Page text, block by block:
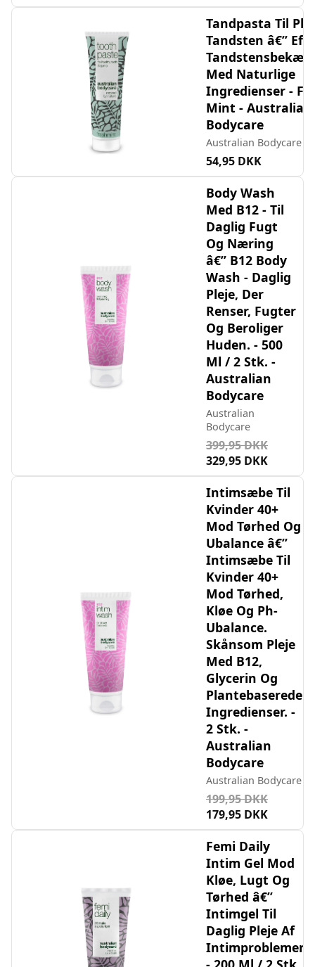
Tandpasta Til
Tandsten â€”
Med Naturlige
Ingredienser -
Mint - Australian
Bodycare
Australian Bodycare
54,95 DKK
Body Wash
Med B12 - Til
Daglig Fugt
Og Næring
â€” B12 Body
Wash - Daglig
Pleje, Der
Renser, Fugter
Og Beroliger
Huden. - 500
Ml / 2 Stk. -
Australian
Bodycare
Australian
Bodycare
399,95 DKK
329,95 DKK
Intimsæbe Til
Kvinder 40+
Mod Tørhed Og
Ubalance â€”
Intimsæbe Til
Kvinder 40+
Mod Tørhed,
Kløe Og Ph-
Ubalance.
Skånsom Pleje
Med B12,
Glycerin Og
Plantebaserede
Ingredienser. -
2 Stk. -
Australian
Bodycare
Australian Bodycare
199,95 DKK
179,95 DKK
Femi Daily
Intim Gel Mod
Kløe, Lugt Og
Tørhed â€”
Intimgel Til
Daglig Pleje Af
Intimproblemer